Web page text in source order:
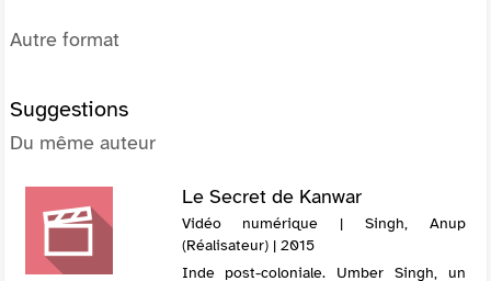
Autre format
Suggestions
Du même auteur
Le Secret de Kanwar
Vidéo numérique | Singh, Anup
(Réalisateur) | 2015
Inde post-coloniale. Umber Singh, un